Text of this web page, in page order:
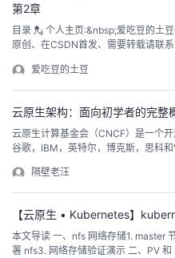
第2章
目录 💂 个人主页:&nbsp;爱吃豆的土豆🤟 版权:&nbsp;本文由【爱吃豆的土豆】
原创、在CSDN首发、需要转载请联
爱吃豆的土豆
云原生架构：面向初学者的完整
云原生计算基金会（CNCF）是一个
谷歌，IBM，英特尔，博克斯，思科
署可扩展的应用程序，包括公共云、
格、微服务、不可变基础结构和声明
隔壁老汪
【云原生 • Kubernetes】
本文导读 一、nfs 网络存储1. master 节点部署 nfs(nfs 服务端)2. node 节点部
署 nfs3. 网络存储